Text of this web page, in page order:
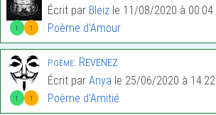
1 1
Écrit par Bleiz le 11/08/2020 à 00:04
Poème d'Amour
1 1
Poème: Revenez
Écrit par Anya le 25/06/2020 à 14:22
Poème d'Amitié